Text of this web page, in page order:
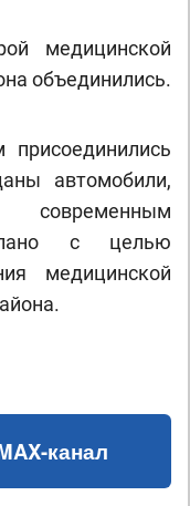
медицинской
объединились.
автомобили,
с целью
медицинской
канал